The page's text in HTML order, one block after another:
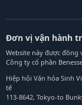
Đơn vị vận hành
Website này được đồng
Công ty cổ phần
Hiệp hội Văn hóa Sinh
tế
113-8642, Tokyo-to